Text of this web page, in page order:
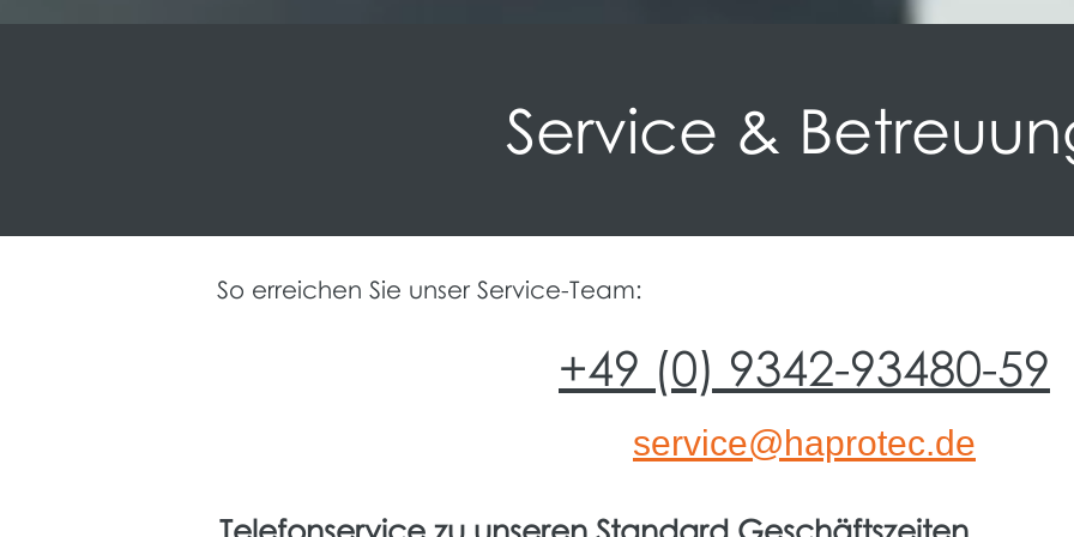
Service &
So erreichen Sie unser Service-Team:
+49 (0) 9342-93480-59
service@haprotec.de